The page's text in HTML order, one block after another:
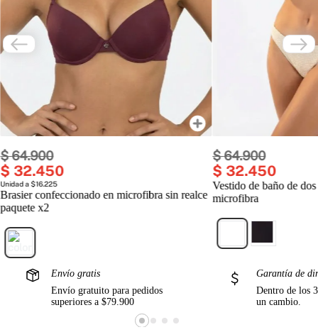
$64.900
$ 32.450
Unidad a $16.225
Brasier confeccionado en microfibra sin realce
paquete x2
$64.900
$ 32.450
Vestido de baño de
microfibra
Envío gratis
Envío gratuito para pedidos
superiores a $79.900
Garantía de
Dentro de los
un cambio.